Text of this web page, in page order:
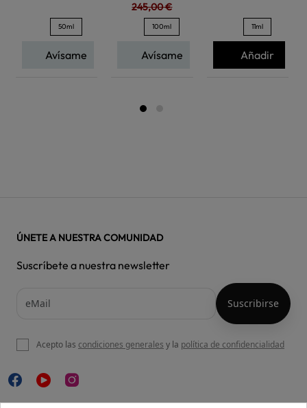
50ml
Avísame
245,00 €
100ml
Avísame
11ml
Añadir
ÚNETE A NUESTRA COMUNIDAD
Suscríbete a nuestra newsletter
Acepto las condiciones generales y la política de confidencialidad